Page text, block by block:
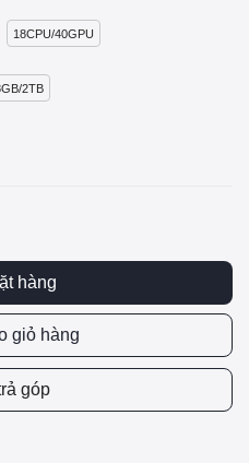
18CPU/40GPU
2TB
hàng
giỏ hàng
góp